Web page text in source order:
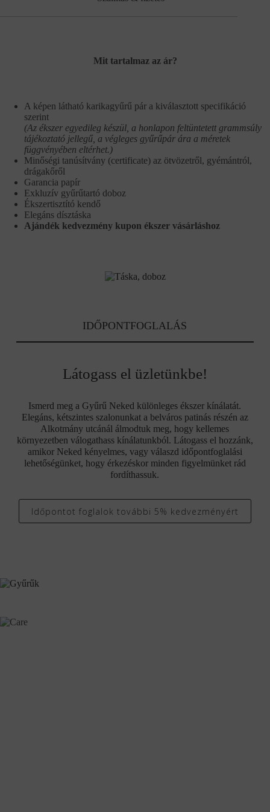
Mit tartalmaz az ár?
A képen látható karikagyűrű pár a kiválasztott specifikáció
szerint
(Az ékszer egyedileg készül, a honlapon feltüntetett grammsúly
tájékoztató jellegű, a végleges gyűrűpár ára a méretek
függvényében eltérhet.)
Minőségi tanúsítvány (certificate) az ötvözetről, gyémántról,
drágakőről
Garancia papír
Exkluzív gyűrűtartó doboz
Ékszertisztító kendő
Elegáns dísztáska
Ajándék kedvezmény kupon ékszer vásárláshoz
IDŐPONTFOGLALÁS
Látogass el üzletünkbe!
Ismerd meg a Gyűrű Neked különleges ékszer kínálatát.
Elegáns, kétszintes szalonunkat a belváros patinás részén az
Alkotmány utcánál álmodtuk meg, hogy kellemes
környezetben válogathass kínálatunkból. Látogass el hozzánk,
amikor Neked kényelmes, vagy válaszd időpontfoglalási
lehetőségünket, hogy érkezéskor minden figyelmünket rád
fordíthassuk.
Időpontot foglalok további 5% kedvezményért